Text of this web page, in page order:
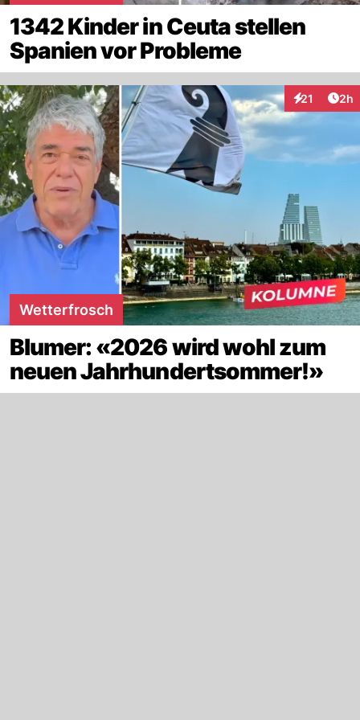
1342 Kinder in Ceuta stellen
Spanien vor Probleme
21
Interaktionen
2h
Wetterfrosch
Blumer: «2026 wird wohl zum
neuen Jahrhundertsommer!»